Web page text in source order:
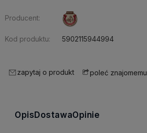
Producent:
Kod produktu: 5902115944994
zapytaj o produkt poleć znajomemu
Opis DostawaOpinie